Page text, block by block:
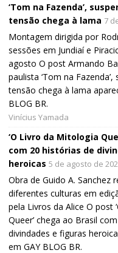
‘Tom na Fazenda’,
tensão chega à lama 7
Montagem dirigida por
sessões em Jundiaí e
agosto O post Armando
paulista ‘Tom na
tensão chega à lama
BLOG BR.
Vinícius Yamada
‘O Livro da Mitologia
com 20 histórias de
heroicas 5 de agosto de
Obra de Guido A. Sanchez
diferentes culturas em
pela Livros da Alice O post
Queer’ chega ao Brasil
divindades e figuras
em GAY BLOG BR.